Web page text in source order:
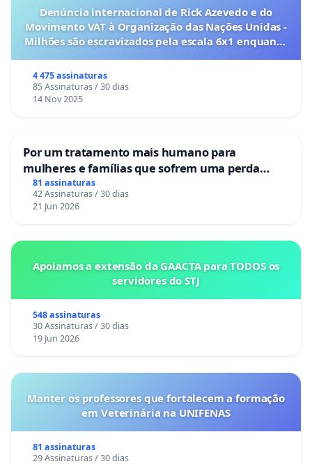
Denúncia internacional de Rick Azevedo e do
Movimento VAT à Organização das Nações Unidas -
Milhões são escravizados pela escala 6x1 enquanto
4 475 assinaturas
85 Assinaturas / 30 dias
14 Nov 2025
Por um tratamento mais humano para
mulheres e famílias que sofrem uma perda
gestacional nos hospitais portugueses
81 assinaturas
42 Assinaturas / 30 dias
21 Jun 2026
Apoiamos a extensão da GAACTA para TODOS os
servidores do STJ
548 assinaturas
30 Assinaturas / 30 dias
19 Jun 2026
Manter os professores que fortalecem a formação
em Veterinária na UNIFENAS
81 assinaturas
29 Assinaturas / 30 dias